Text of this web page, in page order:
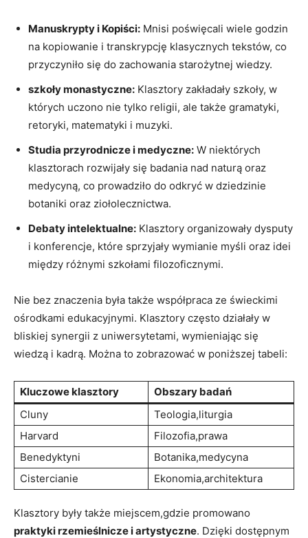
Manuskrypty i Kopiści: Mnisi poświęcali wiele godzin
na kopiowanie i transkrypcję klasycznych tekstów, co
przyczyniło się do zachowania starożytnej wiedzy.
szkoły monastyczne: Klasztory zakładały szkoły, w
których uczono nie tylko religii, ale także gramatyki,
retoryki, matematyki i muzyki.
Studia przyrodnicze i medyczne: W niektórych
klasztorach rozwijały się badania nad naturą oraz
medycyną, co prowadziło do odkryć w dziedzinie
botaniki oraz ziołolecznictwa.
Debaty intelektualne: Klasztory organizowały dysputy
i konferencje, które sprzyjały wymianie myśli oraz idei
między różnymi szkołami filozoficznymi.
Nie bez znaczenia była także współpraca ze świeckimi
ośrodkami edukacyjnymi. Klasztory często działały w
bliskiej synergii z uniwersytetami, wymieniając się
wiedzą i kadrą. Można to zobrazować w poniższej tabeli:
Kluczowe klasztory
Obszary badań
Cluny
Teologia,liturgia
Harvard
Filozofia,prawa
Benedyktyni
Botanika,medycyna
Cistercianie
Ekonomia,architektura
Klasztory były także miejscem,gdzie promowano
praktyki rzemieślnicze i artystyczne. Dzięki dostępnym